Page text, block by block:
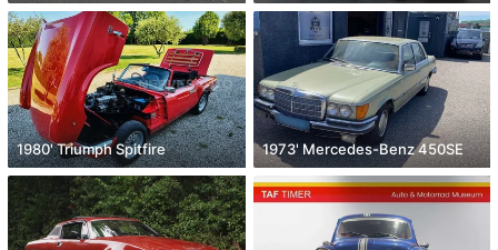
1980' Triumph Spitfire 1973' Mercedes-Benz 450SE